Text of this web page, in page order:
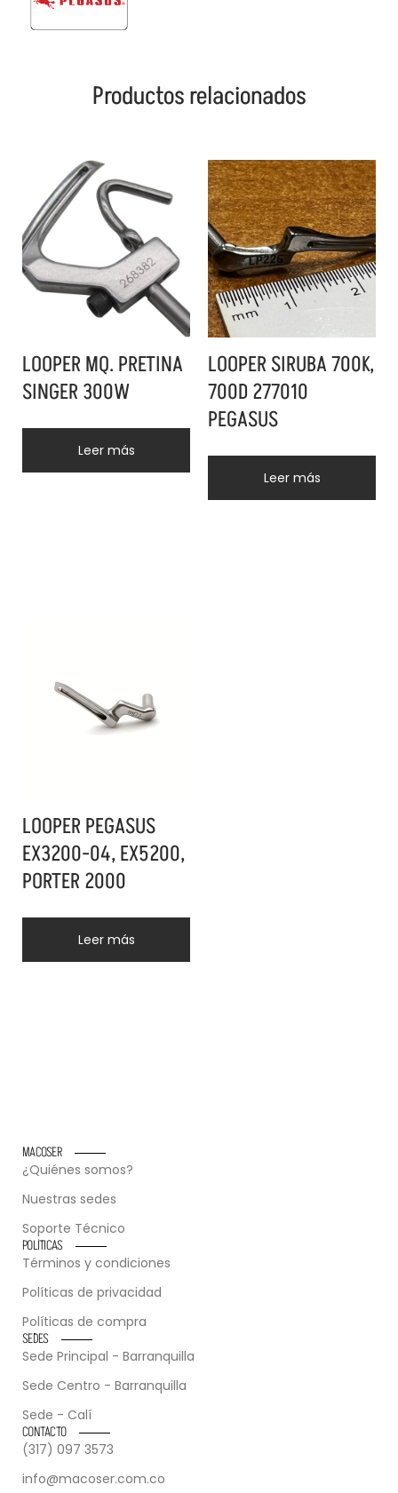
Productos relacionados
LOOPER MQ. PRETINA
SINGER 300W
Leer más
LOOPER SIRUBA 700K,
700D 277010
PEGASUS
Leer más
LOOPER PEGASUS
EX3200-04, EX5200,
PORTER 2000
Leer más
MACOSER
¿Quiénes somos?
Nuestras sedes
Soporte Técnico
POLÍTICAS
Términos y condiciones
Políticas de privacidad
Políticas de compra
SEDES
Sede Principal - Barranquilla
Sede Centro - Barranquilla
Sede - Calí
CONTACTO
(317) 097 3573
info@macoser.com.co